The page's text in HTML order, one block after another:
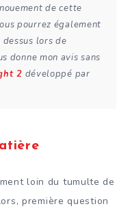
de cette
pourrez également
lors de
donne mon avis sans
2 développé par
loin du tumulte de
première question